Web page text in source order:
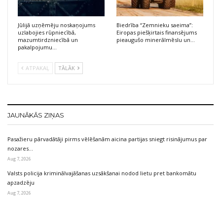
Jūlijā uzņēmēju noskaņojums
uzlabojies rūpniecībā,
mazumtirdzniecībā un
pakalpojumu…
Biedrība “Zemnieku saeima”:
Eiropas piešķirtais finansējums
pieaugušo minerālmēslu un…
ATPAKAĻ TĀLĀK
JAUNĀKĀS ZIŅAS
Pasažieru pārvadātāji pirms vēlēšanām aicina partijas sniegt risinājumus par
nozares…
Aug 7, 2026
Valsts policija kriminālvajāšanas uzsākšanai nodod lietu pret bankomātu
apzadzēju
Aug 7, 2026